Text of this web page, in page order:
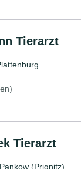
Tierarzt
Tierarzt
(Prignitz)